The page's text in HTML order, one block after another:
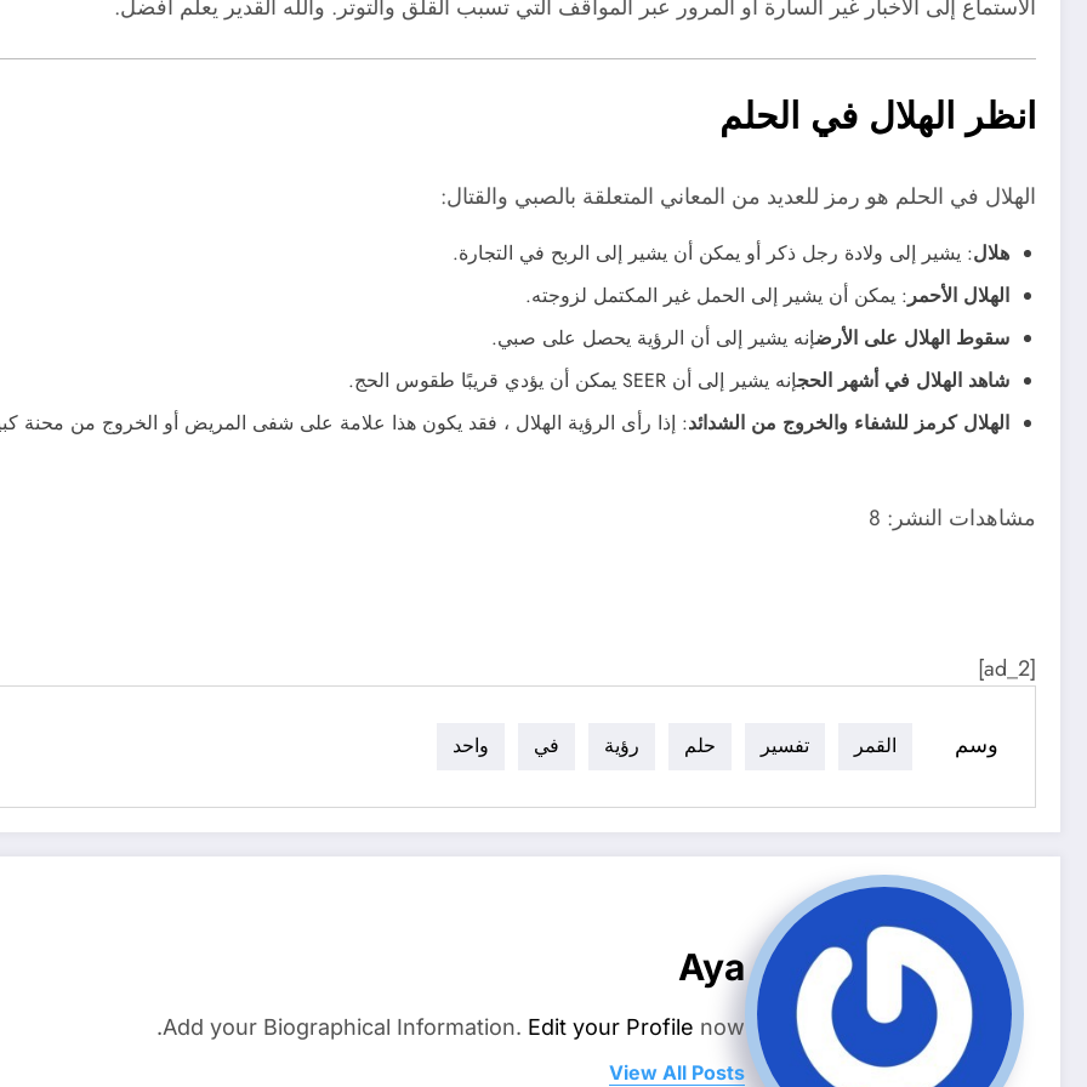
الاستماع إلى الأخبار غير السارة أو المرور عبر المواقف التي تسبب القلق والتوتر. والله القدير يعلم أفضل.
انظر الهلال في الحلم
الهلال في الحلم هو رمز للعديد من المعاني المتعلقة بالصبي والقتال:
هلال: يشير إلى ولادة رجل ذكر أو يمكن أن يشير إلى الربح في التجارة.
الهلال الأحمر: يمكن أن يشير إلى الحمل غير المكتمل لزوجته.
سقوط الهلال على الأرضإنه يشير إلى أن الرؤية يحصل على صبي.
شاهد الهلال في أشهر الحجإنه يشير إلى أن SEER يمكن أن يؤدي قريبًا طقوس الحج.
الهلال كرمز للشفاء والخروج من الشدائد: إذا رأى الرؤية الهلال ، فقد يكون هذا علامة على شفى المريض أو الخروج من محنة
مشاهدات النشر: 8
[ad_2]
وسم القمر تفسير حلم رؤية في واحد
Aya
Add your Biographical Information. Edit your Profile now.
View All Posts